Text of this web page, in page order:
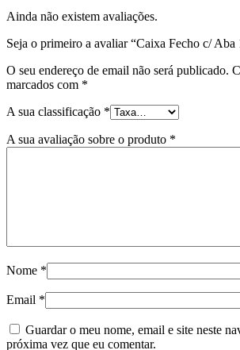
Ainda não existem avaliações.
Seja o primeiro a avaliar “Caixa Fecho c/ Aba
O seu endereço de email não será publicado.
marcados com *
A sua classificação *
A sua avaliação sobre o produto *
Nome *
Email *
Guardar o meu nome, email e site neste
próxima vez que eu comentar.